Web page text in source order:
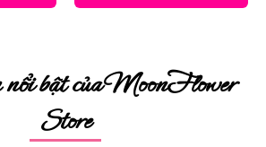
bật của MoonFlower
Store